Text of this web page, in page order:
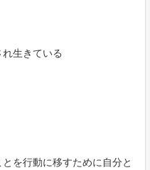
生きている
を行動に移すために自分と